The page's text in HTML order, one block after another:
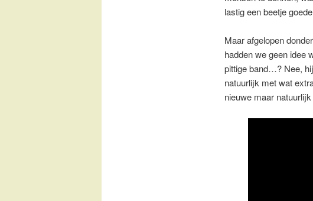
lastig een beetje
Maar afgelopen
hadden we geen idee
pittige band…? Nee,
natuurlijk met wat
nieuwe maar